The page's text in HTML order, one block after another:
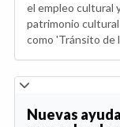
el empleo cultural
patrimonio
como 'Tránsito de
Nuevas